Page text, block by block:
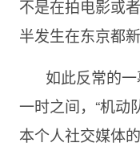
不是在拍电影或
半发生在东京都
如此反常的
一时之间，“机动
本个人社交媒体